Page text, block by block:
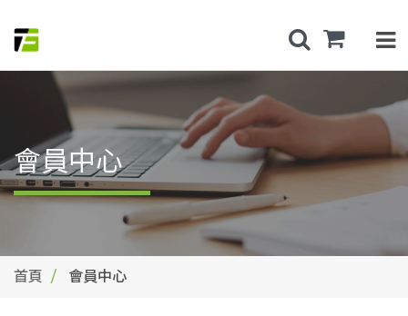
會員中心
首頁 會員中心